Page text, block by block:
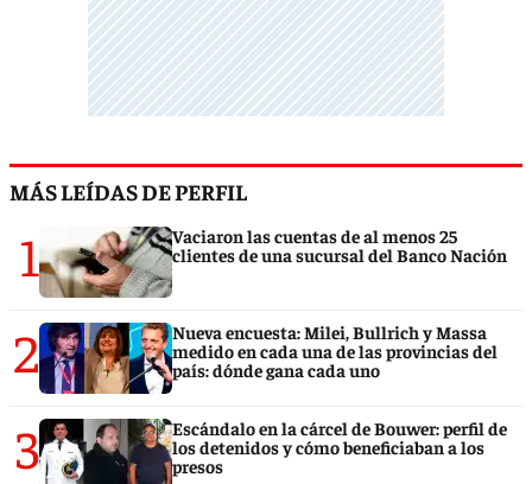
MÁS LEÍDAS DE PERFIL
1
Vaciaron las cuentas de al menos 25
clientes de una sucursal del Banco Nación
2
Nueva encuesta: Milei, Bullrich y Massa
medido en cada una de las provincias del
país: dónde gana cada uno
3
Escándalo en la cárcel de Bouwer: perfil de
los detenidos y cómo beneficiaban a los
presos